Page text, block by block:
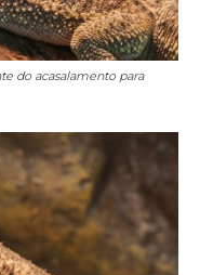
do acasalamento para